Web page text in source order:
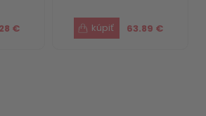
€ 63.89 €